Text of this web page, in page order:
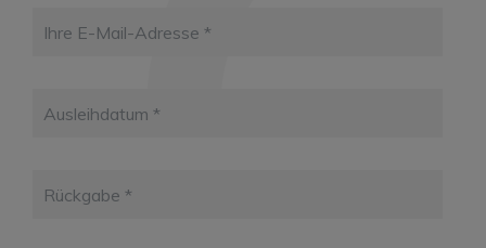
Ihre E-Mail-Adresse
Ausleihdatum
Rückgabe